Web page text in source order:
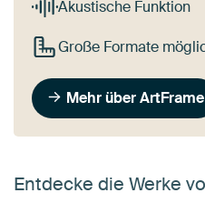
Akustische Funktion
Große Formate
Mehr über ArtFrame
Entdecke die Werke